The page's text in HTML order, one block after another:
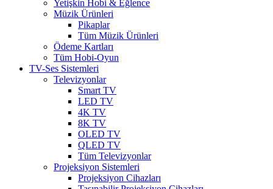
Yetişkin Hobi & Eğlence
Müzik Ürünleri
Pikaplar
Tüm Müzik Ürünleri
Ödeme Kartları
Tüm Hobi-Oyun
TV-Ses Sistemleri
Televizyonlar
Smart TV
LED TV
4K TV
8K TV
OLED TV
QLED TV
Tüm Televizyonlar
Projeksiyon Sistemleri
Projeksiyon Cihazları